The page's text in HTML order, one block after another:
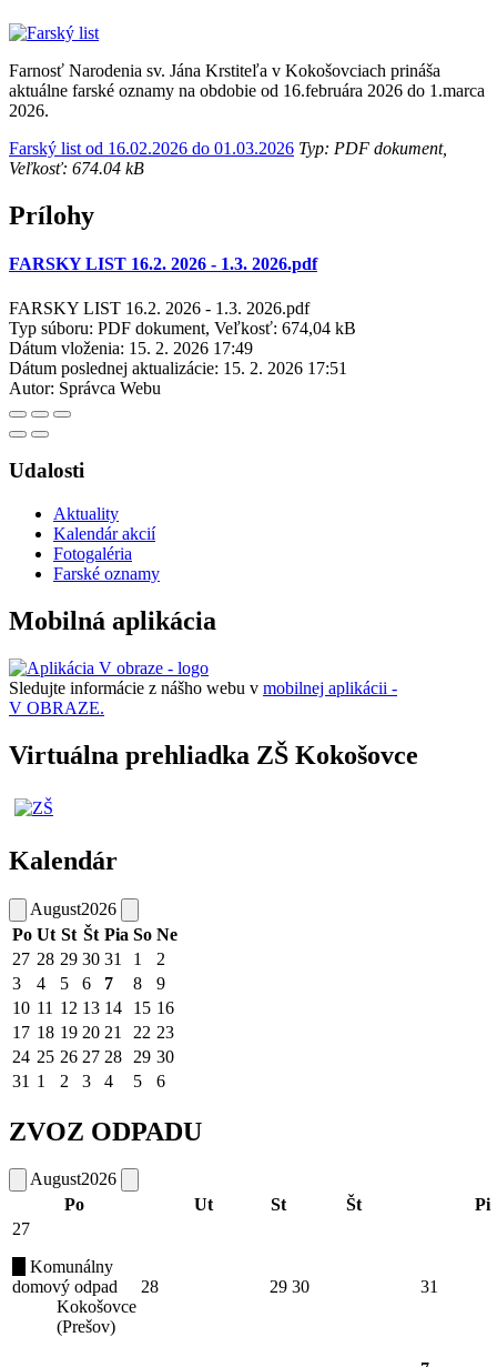
Farnosť Narodenia sv. Jána Krstiteľa v Kokošovciach prináša
aktuálne farské oznamy na obdobie od 16.februára 2026 do 1.marca
2026.
Farský list od 16.02.2026 do 01.03.2026 Typ: PDF dokument,
Veľkosť: 674.04 kB
Prílohy
FARSKY LIST 16.2. 2026 - 1.3. 2026.pdf
FARSKY LIST 16.2. 2026 - 1.3. 2026.pdf
Typ súboru: PDF dokument, Veľkosť: 674,04 kB
Dátum vloženia: 15. 2. 2026 17:49
Dátum poslednej aktualizácie: 15. 2. 2026 17:51
Autor: Správca Webu
Udalosti
Aktuality
Kalendár akcií
Fotogaléria
Farské oznamy
Mobilná aplikácia
Sledujte informácie z nášho webu v mobilnej aplikácii -
V OBRAZE.
Virtuálna prehliadka ZŠ Kokošovce
Kalendár
August2026
Po Ut St Št Pia So Ne
27 28 29 30 31 1
2
3
4 5 6 7 8
9
10 11 12 13 14 15 16
17 18 19 20 21 22 23
24 25 26 27 28 29 30
31 1 2 3 4 5 6
ZVOZ ODPADU
August2026
Po
Ut St Št
Pi
27
Komunálny
domový odpad
Kokošovce
(Prešov)
28 29 30 31